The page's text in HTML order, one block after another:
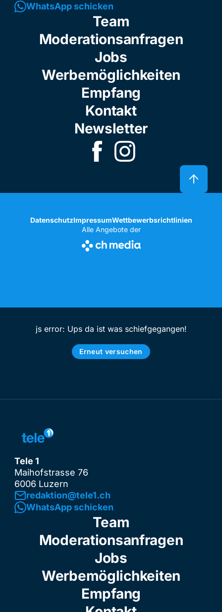
WhatsApp schicken
Team
Moderationsanfragen
Jobs
Werbemöglichkeiten
Empfang
Kontakt
Newsletter
DatenschutzImpressumWettbewerbsrichtlinien
Alle Angebote der
js error: Ups da ist was schiefgegangen!
Erneut versuchen
Tele 1
Maihofstrasse 76
6006 Luzern
redaktion@tele1.ch
WhatsApp schicken
Team
Moderationsanfragen
Jobs
Werbemöglichkeiten
Empfang